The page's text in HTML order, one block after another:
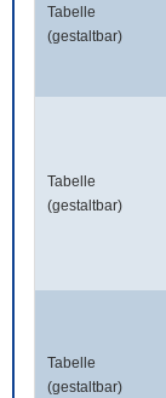
Tabelle
(gestaltbar)
Tabelle
(gestaltbar)
Tabelle
(gestaltbar)